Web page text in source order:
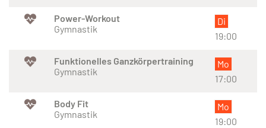
Power-Workout
Gymnastik
Di
19:00
Funktionelles Ganzkörpertraining
Gymnastik
Mo
17:00
Body Fit
Gymnastik
Mo
19:00